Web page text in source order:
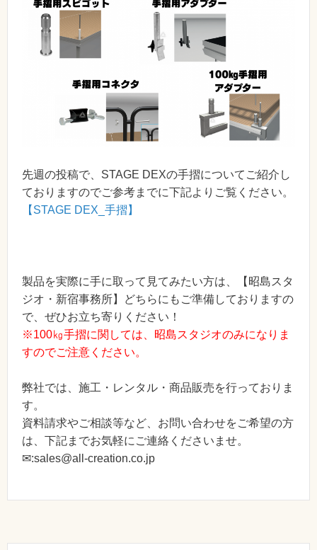
先週の投稿で、STAGE DEXの手摺についてご紹介し
ておりますのでご参考までに下記よりご覧ください。
【STAGE DEX_手摺】
製品を実際に手に取って見てみたい方は、【昭島スタ
ジオ・新宿事務所】どちらにもご準備しておりますの
で、ぜひお立ち寄りください！
※100㎏手摺に関しては、昭島スタジオのみになりま
すのでご注意ください。
弊社では、施工・レンタル・商品販売を行っておりま
す。
資料請求やご相談等など、お問い合わせをご希望の方
は、下記までお気軽にご連絡くださいませ。
✉:sales@all-creation.co.jp